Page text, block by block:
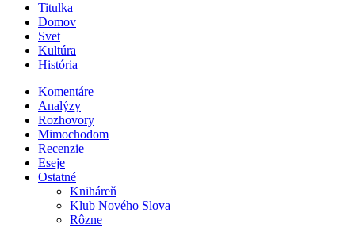
Titulka
Domov
Svet
Kultúra
História
Komentáre
Analýzy
Rozhovory
Mimochodom
Recenzie
Eseje
Ostatné
Kniháreň
Klub Nového Slova
Rôzne